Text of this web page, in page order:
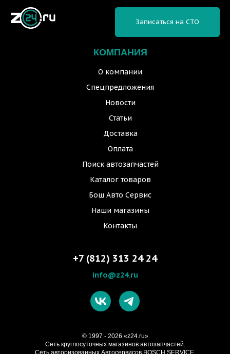
КОМПАНИЯ
О компании
Спецпредложения
Новости
Статьи
Доставка
Оплата
Поиск автозапчастей
Каталог товаров
Бош Авто Сервис
Наши магазины
Контакты
Записаться на СТО
+7 (812) 313 24 24
info@z24.ru
© 1997 - 2026 «z24.ru»
Cеть круглосуточных магазинов автозапчастей.
Сеть авторизованных Автосервисов BOSCH SERVICE.